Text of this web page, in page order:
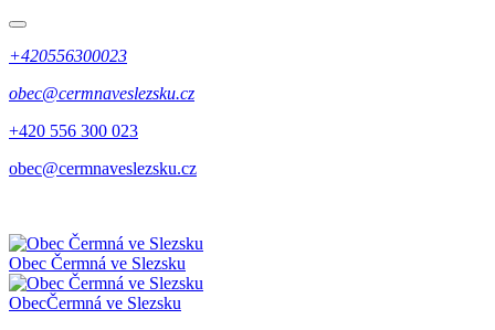
+420556300023
obec@cermnaveslezsku.cz
+420 556 300 023
obec@cermnaveslezsku.cz
Obec Čermná ve Slezsku
ObecČermná ve Slezsku